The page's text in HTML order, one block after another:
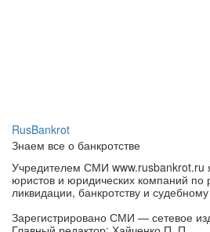
Знаем все о банкротстве
Учредителем СМИ www.rusbankrot.ru
юристов и юридических компаний по
ликвидации, банкротству и
Зарегистрировано СМИ — сетевое
Главный редактор: Хайченко П. П.
СМИ зарегистрировано Федеральной